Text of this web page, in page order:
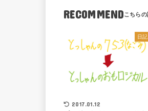
RECOMMEND
日記
2017.01.12